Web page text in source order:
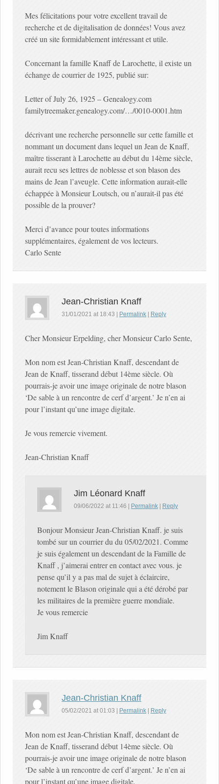
Mes félicitations pour votre excellent travail de
recherche et de digitalisation de données! Vous avez
créé un site formidablement intéressant et utile.
Concernant la famille Knaff de Larochette, il existe un
échange de courrier de 1925, publié sur:
Letter of July 26, 1925 – Genealogy.com
familytreemaker.genealogy.com/…/0010-0001.htm
décrivant une recherche personnelle sur cette famille et
nommant un document dans lequel un Jean de Knaff,
maître tisserant à Larochette au début du 14ème siècle,
aurait recu ses lettres de noblesse et son blason des
mains de Jean l’aveugle. Cette information aurait-elle
échappée à Monsieur Loutsch, ou n’aurait-il pas été
possible de la prouver?
Merci d’avance pour toutes informations
supplémentaires, également de vos lecteurs.
Carlo Sente
Jean-Christian Knaff
31/01/2021 at 18:43 | Permalink | Reply
Cher Monsieur Erpelding, cher Monsieur Carlo Sente,
Mon nom est Jean-Christian Knaff, descendant de
Jean de Knaff, tisserand début 14ème siècle. Où
pourrais-je avoir une image originale de notre blason
‘De sable à un rencontre de cerf d’argent.’ Je n’en ai
pour l’instant qu’une image digitale.
Je vous remercie vivement.
Jean-Christian Knaff
Jim Léonard Knaff
09/06/2022 at 11:46 | Permalink | Reply
Bonjour Monsieur Jean-Christian Knaff. je suis
tombé sur un courrier du du 05/02/2021. Comme
je suis également un descendant de la Famille de
Knaff , j’aimerai entrer en contact avec vous. je
pense qu’il y a pas mal de sujet à éclaircire,
notement le Blason originale qui a été dérobé par
les militaires de la première guerre mondiale.
Je vous remercie
Jim Knaff
Jean-Christian Knaff
05/02/2021 at 01:03 | Permalink | Reply
Mon nom est Jean-Christian Knaff, descendant de
Jean de Knaff, tisserand début 14ème siècle. Où
pourrais-je avoir une image originale de notre blason
‘De sable à un rencontre de cerf d’argent.’ Je n’en ai
pour l’instant qu’une image digitale.